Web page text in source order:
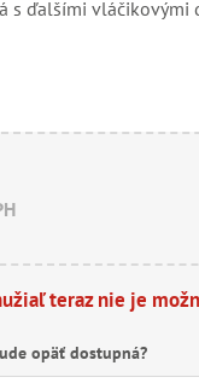
s ďalšími vláčikovými
teraz nie je
opäť dostupná?